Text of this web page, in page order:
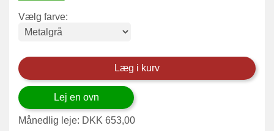
Vælg farve:
Læg i kurv
Lej en ovn
Månedlig leje: DKK 653,00